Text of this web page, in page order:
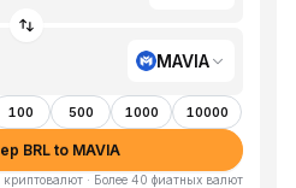
MAVIA
100 500 1000 10000
BRL to MAVIA
· Более 40 фиатных валют